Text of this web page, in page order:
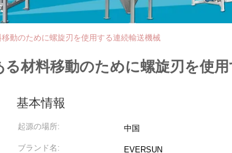
動のために螺旋刃を使用する連続輸送機械
材料移動のために螺旋刃を使
基本情報
起源の場所: 中国
ブランド名: EVERSUN